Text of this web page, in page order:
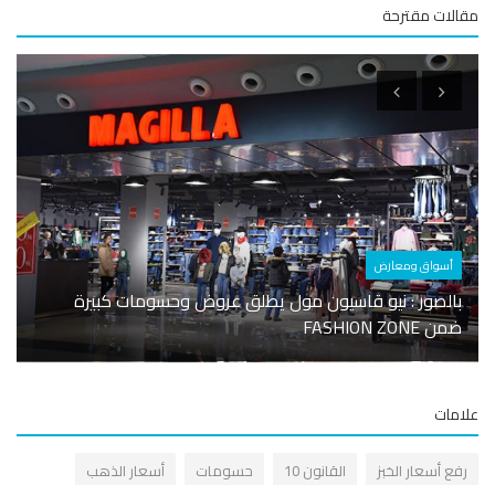
مقترحة
أسواق ومعارض
بالصور : نيو قاسيون مول يطلق عروض وحسومات كبيرة
ضمن FASHION ZONE
أسعار الخبز القانون 10 حسومات
أسعار الذهب